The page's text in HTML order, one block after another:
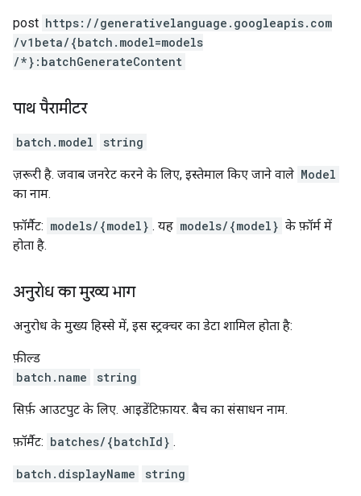
post https: / /generativelanguage.googleapis.com
/v1beta/{batch.model=models
/*}:batchGenerateContent
पाथ पैरामीटर
batch.model string
ज़रूरी है. जवाब जनरेट करने के लिए, इस्तेमाल किए जाने वाले Model
का नाम.
फ़ॉर्मैट: models/{model} . यह models/{model} के फ़ॉर्म में
होता है.
अनुरोध का मुख्य भाग
अनुरोध के मुख्य हिस्से में, इस स्ट्रक्चर का डेटा शामिल होता है:
फ़ील्ड
batch.name
string
सिर्फ़ आउटपुट के लिए. आइडेंटिफ़ायर. बैच का संसाधन नाम.
फ़ॉर्मैट: batches/{batchId} .
batch.displayName string